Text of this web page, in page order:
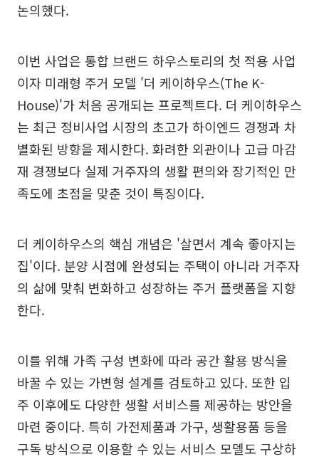
논의했다.
이번 사업은 통합 브랜드 하우스토리의 첫 적용 사업
이자 미래형 주거 모델 '더 케이하우스(The K-
House)'가 처음 공개되는 프로젝트다. 더 케이하우스
는 최근 정비사업 시장의 초고가 하이엔드 경쟁과 차
별화된 방향을 제시한다. 화려한 외관이나 고급 마감
재 경쟁보다 실제 거주자의 생활 편의와 장기적인 만
족도에 초점을 맞춘 것이 특징이다.
더 케이하우스의 핵심 개념은 '살면서 계속 좋아지는
집'이다. 분양 시점에 완성되는 주택이 아니라 거주자
의 삶에 맞춰 변화하고 성장하는 주거 플랫폼을 지향
한다.
이를 위해 가족 구성 변화에 따라 공간 활용 방식을
바꿀 수 있는 가변형 설계를 검토하고 있다. 또한 입
주 이후에도 다양한 생활 서비스를 제공하는 방안을
마련 중이다. 특히 가전제품과 가구, 생활용품 등을
구독 방식으로 이용할 수 있는 서비스 모델도 구상하